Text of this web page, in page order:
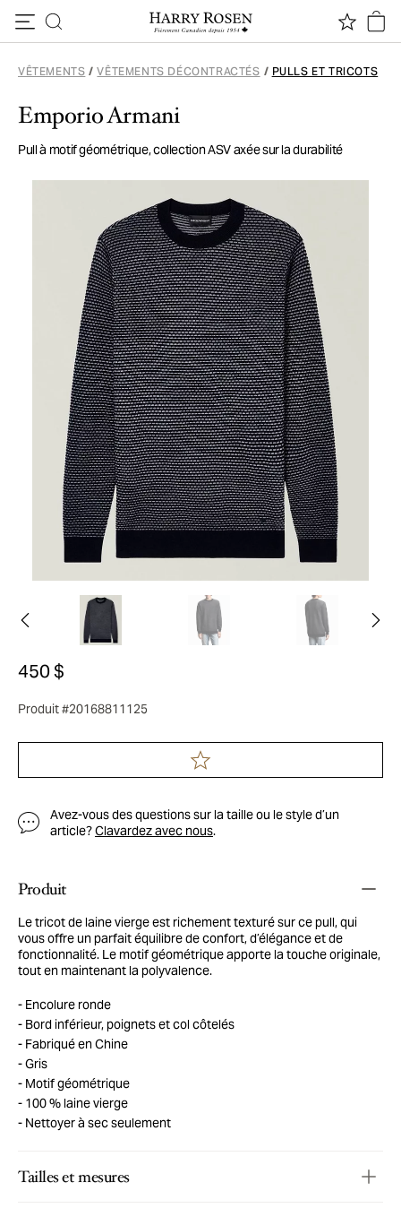
VÊTEMENTS / VÊTEMENTS DÉCONTRACTÉS / PULLS ET TRICOTS
Emporio Armani
Pull à motif géométrique, collection ASV axée sur la durabilité
450 $
Produit #20168811125
Avez-vous des questions sur la taille ou le style d’un
article?Clavardez avec nous.
Produit
Le tricot de laine vierge est richement texturé sur ce pull, qui
vous offre un parfait équilibre de confort, d’élégance et de
fonctionnalité. Le motif géométrique apporte la touche originale,
tout en maintenant la polyvalence.
Encolure ronde
Bord inférieur, poignets et col côtelés
Fabriqué en Chine
Gris
Motif géométrique
100 % laine vierge
Nettoyer à sec seulement
Tailles et mesures